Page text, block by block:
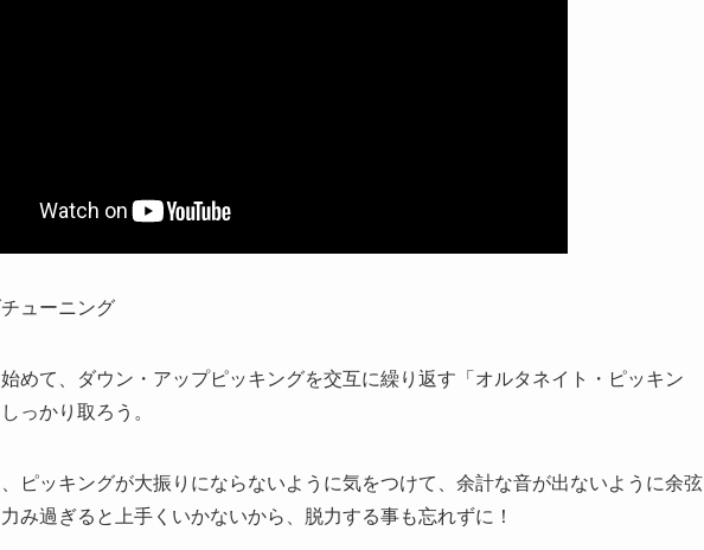
ューニング
めて、ダウン・アップピッキングを交互に繰り返す「オルタネイト・ピッキン
っかり取ろう。
ピッキングが大振りにならないように気をつけて、余計な音が出ないように余弦
み過ぎると上手くいかないから、脱力する事も忘れずに！